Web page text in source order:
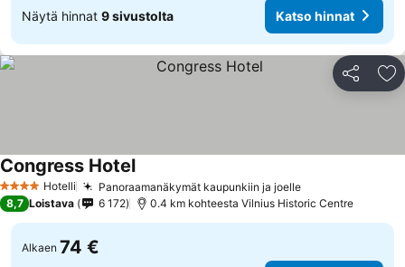
Näytä hinnat 9 sivustolta Katso hinnat
Jaa
4 Tähtiluokitus
Hotelli Panoraamanäkymät kaupunkiin ja joelle
Congress Hotel
8,7 Loistava 6 172 0.4 km kohteesta Vilnius Historic Centre
Alkaen 74 €